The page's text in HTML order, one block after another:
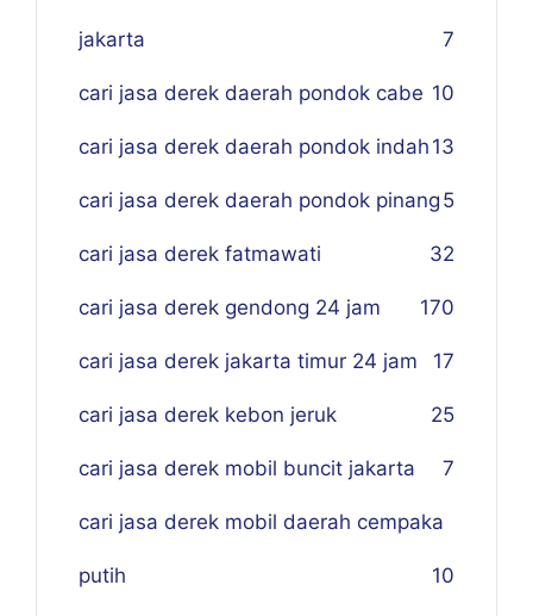
jakarta 7
cari jasa derek daerah pondok cabe 10
cari jasa derek daerah pondok indah 13
cari jasa derek daerah pondok pinang 5
cari jasa derek fatmawati 32
cari jasa derek gendong 24 jam 170
cari jasa derek jakarta timur 24 jam 17
cari jasa derek kebon jeruk 25
cari jasa derek mobil buncit jakarta 7
cari jasa derek mobil daerah cempaka
putih 10